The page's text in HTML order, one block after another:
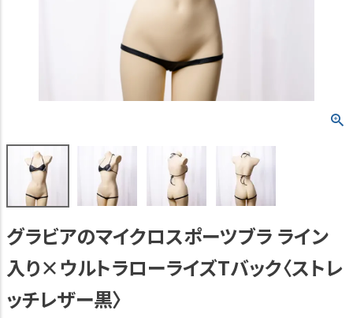
グラビアのマイクロスポーツブラ ライン
入り×ウルトラローライズTバック〈ストレ
ッチレザー黒〉